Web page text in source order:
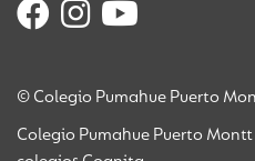
© Colegio Pumahue Puerto
Colegio Pumahue Puerto